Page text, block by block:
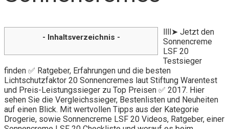
- Inhaltsverzeichnis -
llll➤ Jetzt den
Sonnencreme
LSF 20
Testsieger
finden ✅ Ratgeber, Erfahrungen und die besten
Lichtschutzfaktor 20 Sonnencremes laut Stiftung Warentest
und Preis-Leistungssieger zu Top Preisen ✅ 2017. Hier
sehen Sie die Vergleichssieger, Bestenlisten und Neuheiten
auf einen Blick. Mit wertvollen Tipps aus der Kategorie
Drogerie, sowie Sonnencreme LSF 20 Videos, Ratgeber, einer